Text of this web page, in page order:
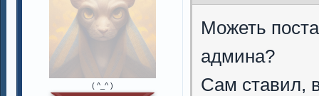
( ^_^ )
Можеть
админа?
Сам ставил,